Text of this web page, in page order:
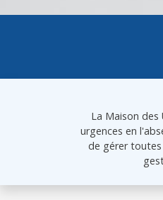
La Maison des
urgences en
de gérer toutes